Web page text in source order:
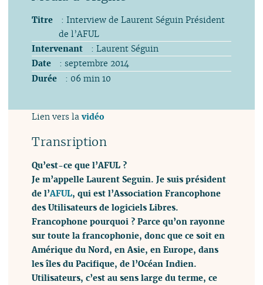
Titre
: Interview de Laurent Séguin Président
de l’AFUL
Intervenant
: Laurent Séguin
Date
: septembre 2014
Durée
: 06 min 10
Lien vers lavidéo
Transription
Qu’est-ce que l’AFUL ?
Je m’appelle Laurent Seguin. Je suis président
de l’AFUL, qui est l’Association Francophone
des Utilisateurs de logiciels Libres.
Francophone pourquoi ? Parce qu’on rayonne
sur toute la francophonie, donc que ce soit en
Amérique du Nord, en Asie, en Europe, dans
les îles du Pacifique, de l’Océan Indien.
Utilisateurs, c’est au sens large du terme, ce